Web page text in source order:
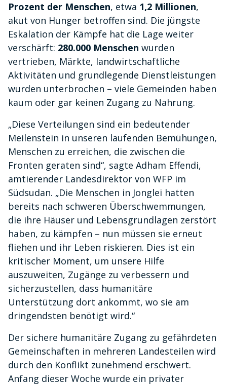
Prozent der Menschen, etwa 1,2 Millionen,
akut von Hunger betroffen sind. Die jüngste
Eskalation der Kämpfe hat die Lage weiter
verschärft: 280.000 Menschen wurden
vertrieben, Märkte, landwirtschaftliche
Aktivitäten und grundlegende Dienstleistungen
wurden unterbrochen – viele Gemeinden haben
kaum oder gar keinen Zugang zu Nahrung.
„Diese Verteilungen sind ein bedeutender
Meilenstein in unseren laufenden Bemühungen,
Menschen zu erreichen, die zwischen die
Fronten geraten sind“, sagte Adham Effendi,
amtierender Landesdirektor von WFP im
Südsudan. „Die Menschen in Jonglei hatten
bereits nach schweren Überschwemmungen,
die ihre Häuser und Lebensgrundlagen zerstört
haben, zu kämpfen – nun müssen sie erneut
fliehen und ihr Leben riskieren. Dies ist ein
kritischer Moment, um unsere Hilfe
auszuweiten, Zugänge zu verbessern und
sicherzustellen, dass humanitäre
Unterstützung dort ankommt, wo sie am
dringendsten benötigt wird.“
Der sichere humanitäre Zugang zu gefährdeten
Gemeinschaften in mehreren Landesteilen wird
durch den Konflikt zunehmend erschwert.
Anfang dieser Woche wurde ein privater